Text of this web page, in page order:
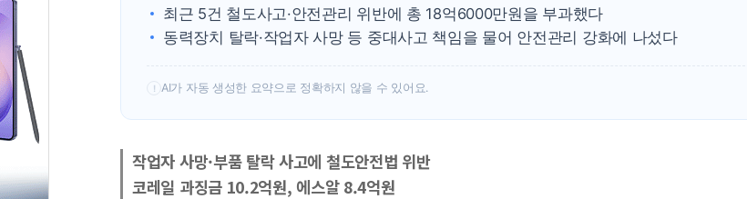
주한미군 "오산기지 누
구미 폐염산처리업체
최근 5건 철도사고·안전관리 위반에 총 18억6000만원을 부과했다
동력장치 탈락·작업자 사망 등 중대사고 책임을 물어 안전관리 강화에 나섰다
! AI가 자동 생성한 요약으로 정확하지 않을 수 있어요.
작업자 사망·부품 탈락 사고에 철도안전법 위반
코레일 과징금 10.2억원, 에스알 8.4억원